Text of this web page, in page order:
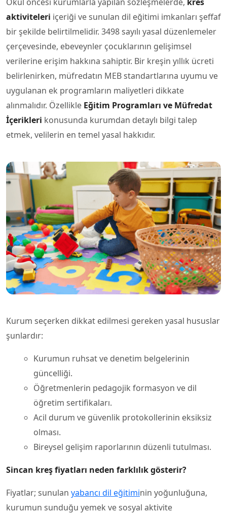
aktiviteleri içeriği ve sunulan dil eğitimi imkanları şeffaf
bir şekilde belirtilmelidir. 3498 sayılı yasal düzenlemeler
çerçevesinde, ebeveynler çocuklarının gelişimsel
verilerine erişim hakkına sahiptir. Bir kreşin yıllık ücreti
belirlenirken, müfredatın MEB standartlarına uyumu ve
uygulanan ek programların maliyetleri dikkate
alınmalıdır. Özellikle Eğitim Programları ve Müfredat
İçerikleri konusunda kurumdan detaylı bilgi talep
etmek, velilerin en temel yasal hakkıdır.
Kurum seçerken dikkat edilmesi gereken yasal hususlar
şunlardır:
Kurumun ruhsat ve denetim belgelerinin
güncelliği.
Öğretmenlerin pedagojik formasyon ve dil
öğretim sertifikaları.
Acil durum ve güvenlik protokollerinin eksiksiz
olması.
Bireysel gelişim raporlarının düzenli tutulması.
Sincan kreş fiyatları neden farklılık gösterir?
Fiyatlar; sunulan yabancı dil eğitiminin yoğunluğuna,
kurumun sunduğu yemek ve sosyal aktivite